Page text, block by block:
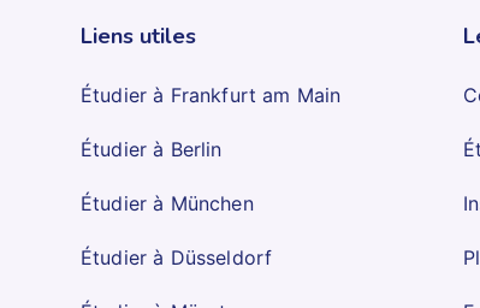
Liens utiles
Étudier à Frankfurt am Main
Étudier à Berlin
Étudier à München
Étudier à Düsseldorf